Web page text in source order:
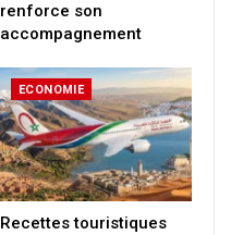
renforce son
accompagnement
ECONOMIE
Recettes touristiques